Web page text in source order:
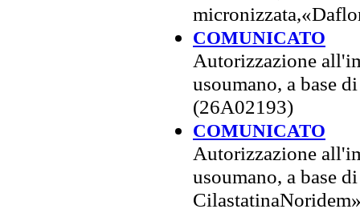
COMUNICATO
Autorizzazione
usoumano, a base
(26A02193)
COMUNICATO
Autorizzazione
usoumano, a base